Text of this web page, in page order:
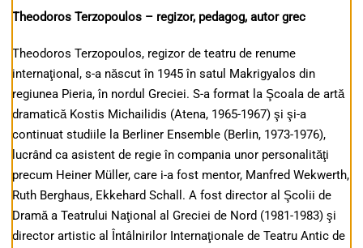
Theodoros Terzopoulos – regizor, pedagog, autor grec
Theodoros Terzopoulos, regizor de teatru de renume
internaţional, s-a născut în 1945 în satul Makrigyalos din
regiunea Pieria, în nordul Greciei. S-a format la Şcoala de artă
dramatică Kostis Michailidis (Atena, 1965-1967) şi şi-a
continuat studiile la Berliner Ensemble (Berlin, 1973-1976),
lucrând ca asistent de regie în compania unor personalităţi
precum Heiner Müller, care i-a fost mentor, Manfred Wekwerth,
Ruth Berghaus, Ekkehard Schall. A fost director al Şcolii de
Dramă a Teatrului Naţional al Greciei de Nord (1981-1983) şi
director artistic al Întâlnirilor Internaţionale de Teatru Antic de